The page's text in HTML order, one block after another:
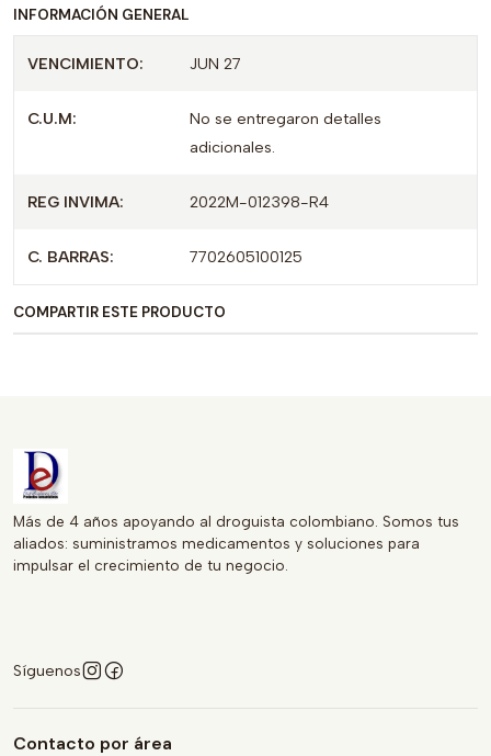
confiable y de calidad, dado su respaldo por REG INVIMA.
contiene 25 tabletas, facilitando su uso y dosificación. Su
efectividad, ofreciendo alivio en el manejo de condiciones
Al elegir ACICLOVIR 200 MG, los pacientes cuentan con
comodidad, garantizando una recuperación más rápida. Su
quienes necesitan un antiviral de confianza.
INFORMACIÓN GENERAL
VENCIMIENTO: JUN 27
C.U.M:
No se entregaron detalles
adicionales.
REG INVIMA: 2022M-012398-R4
C. BARRAS: 7702605100125
COMPARTIR ESTE PRODUCTO
Más de 4 años apoyando al droguista colombiano. Somos tus
aliados: suministramos medicamentos y soluciones para
impulsar el crecimiento de tu negocio.
Síguenos
Contacto por área